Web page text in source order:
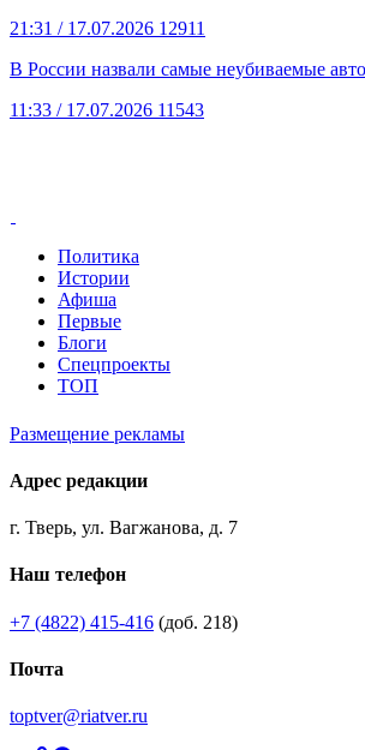
21:31 / 17.07.2026 12911
В России назвали самые неубиваемые
11:33 / 17.07.2026 11543
Политика
Истории
Афиша
Первые
Блоги
Спецпроекты
ТОП
Размещение рекламы
Адрес редакции
г. Тверь, ул. Вагжанова, д. 7
Наш телефон
+7 (4822) 415-416 (доб. 218)
Почта
toptver@riatver.ru